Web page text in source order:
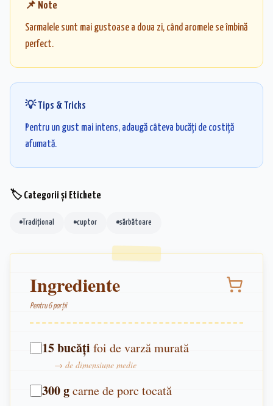
📌 Note
Sarmalele sunt mai gustoase a doua zi, când aromele se îmbină
perfect.
💡 Tips & Tricks
Pentru un gust mai intens, adaugă câteva bucăți de costiță
afumată.
🏷️ Categorii și Etichete
# Tradițional #cuptor #sărbătoare
Ingrediente
Pentru6porții
15bucăți foi de varză murată
→ de dimensiune medie
300gcarne de porc tocată